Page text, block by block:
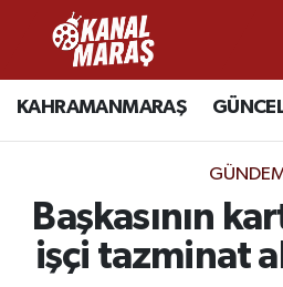
KAHRAMANMARAŞ
Başkasının
işçi tazminat
CANLI YAYIN
KAHRAMANMARAŞ
SPOR
Kahramanmaraş
Kahramanmaraş Hava
Kahramanmaraş Trafik